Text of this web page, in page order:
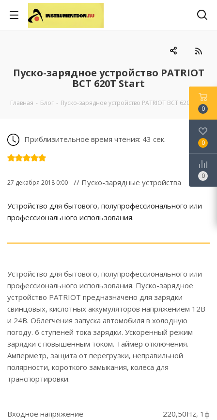
Пуско-зарядное устройство PATRIOT
ВСТ 620Т Start
Главная - Блог - Пуско-зарядное устройство PATRIOT ВСТ 620Т Start
Приблизительное время чтения: 43 сек.
27 декабря 2018 0:00 // Пуско-зарядные устройства
Устройство для бытового, полупрофессионального или
профессионального использования.
Устройство для бытового, полупрофессионального или
профессионального использования. Пуско-зарядное
устройство PATRIOT предназначено для зарядки
свинцовых, кислотных аккумуляторов напряжением 12В
и 24В. Облегчения запуска автомобиля в холодную
погоду. 6 ступеней тока зарядки. Ускоренный режим
зарядки с повышенным током. Таймер отключения.
Амперметр, защита от перегрузки, неправильной
полярности, короткого замыкания, колеса для
транспортировки.
Входное напряжение
220,50Hz, 1ф
0
0
0